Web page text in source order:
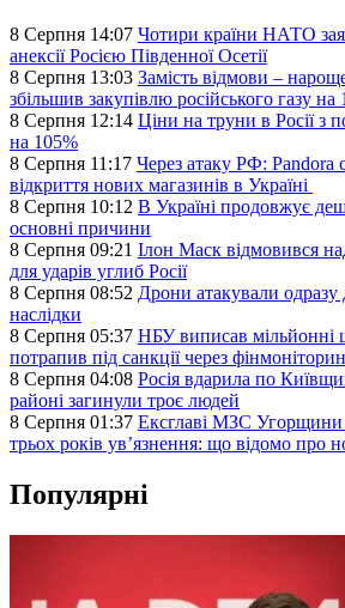
8 Серпня 14:07 Чотири країни НАТО
анексії Росією Південної Осетії
8 Серпня 13:03 Замість відмови –
збільшив закупівлю російського газу на
8 Серпня 12:14 Ціни на труни в Росії з
на 105%
8 Серпня 11:17 Через атаку РФ: Pandora
відкриття нових магазинів в Україні
8 Серпня 10:12 В Україні продовжує
основні причини
8 Серпня 09:21 Ілон Маск відмовився
для ударів углиб Росії
8 Серпня 08:52 Дрони атакували одразу
наслідки
8 Серпня 05:37 НБУ виписав мільйонні
потрапив під санкції через
8 Серпня 04:08 Росія вдарила по
районі загинули троє людей
8 Серпня 01:37 Ексглаві МЗС Угорщини
трьох років ув’язнення: що відомо про
Популярні